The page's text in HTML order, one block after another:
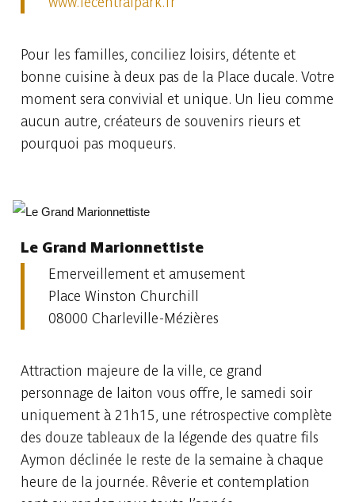
Pour les familles, conciliez loisirs, détente et
bonne cuisine à deux pas de la Place ducale. Votre
moment sera convivial et unique. Un lieu comme
aucun autre, créateurs de souvenirs rieurs et
pourquoi pas moqueurs.
Le Grand Marionnettiste
Emerveillement et amusement
Place Winston Churchill
08000 Charleville-Mézières
Attraction majeure de la ville, ce grand
personnage de laiton vous offre, le samedi soir
uniquement à 21h15, une rétrospective complète
des douze tableaux de la légende des quatre fils
Aymon déclinée le reste de la semaine à chaque
heure de la journée. Rêverie et contemplation